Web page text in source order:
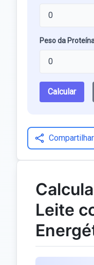
Peso da
Calcular
Compartilhar
Leite